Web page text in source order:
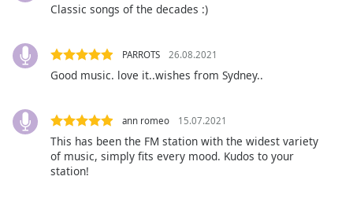
descriptions
off
selected
Subtitles
subtitles
settings,
opens
Classic songs of the decades :)
PARROTS 26.08.2021
Good music. love it..wishes from Sydney..
ann romeo 15.07.2021
This has been the FM station with the widest variety
of music, simply fits every mood. Kudos to your
station!